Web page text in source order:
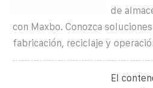
de
con Maxbo. Conozca
fabricación, reciclaje y
El